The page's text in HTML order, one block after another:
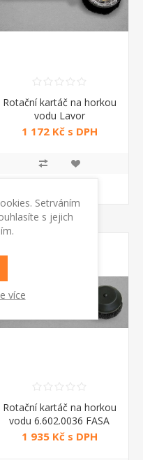
Rotační kartáč na horkou
vodu Lavor
1 172 Kč s DPH
Rotační kartáč na horkou
vodu 6.602.0036 FASA
1 935 Kč s DPH
Setrváním
s jejich
více